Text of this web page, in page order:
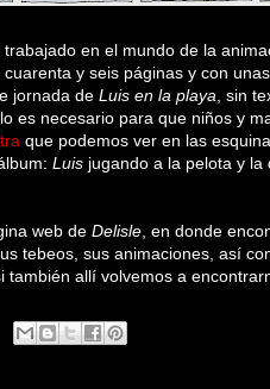
en el mundo de la
y seis páginas y con
jornada de Luis en la playa , sin
es necesario para que niños y
que podemos ver en las
Luis jugando a la pelota y la
web de Delisle , en donde
tebeos, sus animaciones, así
también allí volvemos a